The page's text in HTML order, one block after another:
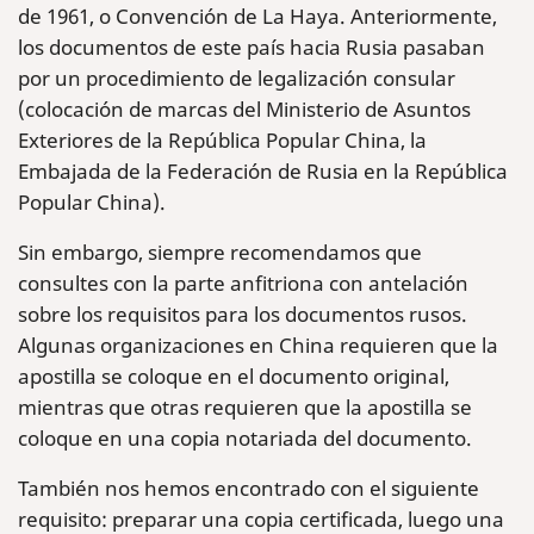
de 1961, o Convención de La Haya. Anteriormente,
los documentos de este país hacia Rusia pasaban
por un procedimiento de legalización consular
(colocación de marcas del Ministerio de Asuntos
Exteriores de la República Popular China, la
Embajada de la Federación de Rusia en la República
Popular China).
Sin embargo, siempre recomendamos que
consultes con la parte anfitriona con antelación
sobre los requisitos para los documentos rusos.
Algunas organizaciones en China requieren que la
apostilla se coloque en el documento original,
mientras que otras requieren que la apostilla se
coloque en una copia notariada del documento.
También nos hemos encontrado con el siguiente
requisito: preparar una copia certificada, luego una